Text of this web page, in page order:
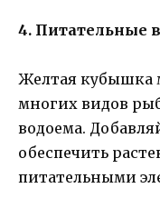
4. Питательные
Желтая кубышка
многих видов
водоема.
обеспечить
питательными